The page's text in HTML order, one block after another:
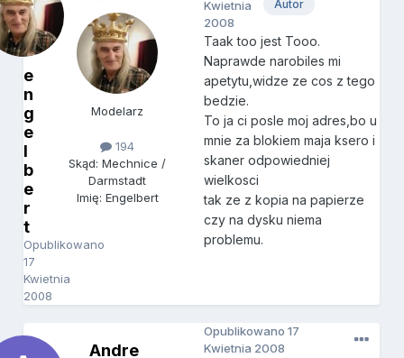
e
n
g
e
l
b
e
r
t
Opublikowano
17
Kwietnia
2008
Modelarz
194
Skąd: Mechnice /
Darmstadt
Imię: Engelbert
Autor
Kwietnia
2008
Taak too jest Tooo.
Naprawde narobiles mi
apetytu,widze ze cos z tego
bedzie.
To ja ci posle moj adres,bo u
mnie za blokiem maja ksero i
skaner odpowiedniej
wielkosci
tak ze z kopia na papierze
czy na dysku niema
problemu.
Andre
Opublikowano17
Kwietnia 2008